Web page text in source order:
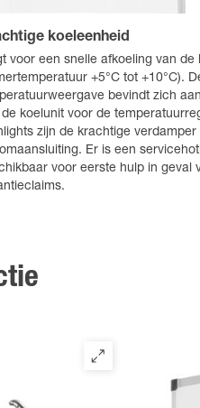
koeleenheid
voor een snelle afkoeling van de
+5°C tot +10°C).
bevindt zich
koelunit voor de
zijn de krachtige verdamper
Er is een
voor eerste hulp in geval